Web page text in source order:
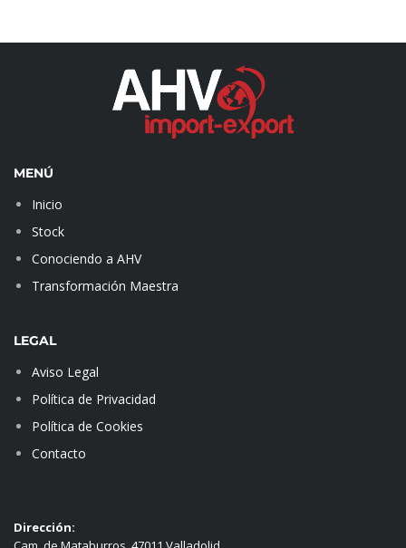
MENÚ
Inicio
Stock
Conociendo a AHV
Transformación Maestra
LEGAL
Aviso Legal
Política de Privacidad
Política de Cookies
Contacto
Dirección: